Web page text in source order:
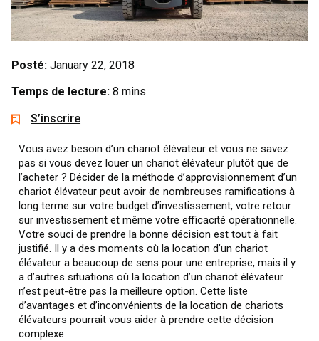
Posté: January 22, 2018
Temps de lecture: 8 mins
S’inscrire
Vous avez besoin d’un chariot élévateur et vous ne savez
pas si vous devez louer un chariot élévateur plutôt que de
l’acheter ? Décider de la méthode d’approvisionnement d’un
chariot élévateur peut avoir de nombreuses ramifications à
long terme sur votre budget d’investissement, votre retour
sur investissement et même votre efficacité opérationnelle.
Votre souci de prendre la bonne décision est tout à fait
justifié. Il y a des moments où la location d’un chariot
élévateur a beaucoup de sens pour une entreprise, mais il y
a d’autres situations où la location d’un chariot élévateur
n’est peut-être pas la meilleure option. Cette liste
d’avantages et d’inconvénients de la location de chariots
élévateurs pourrait vous aider à prendre cette décision
complexe :